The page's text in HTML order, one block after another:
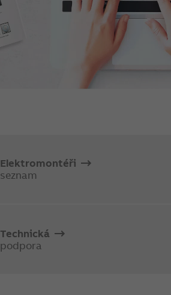
Elektromontéři
seznam
Technická
podpora